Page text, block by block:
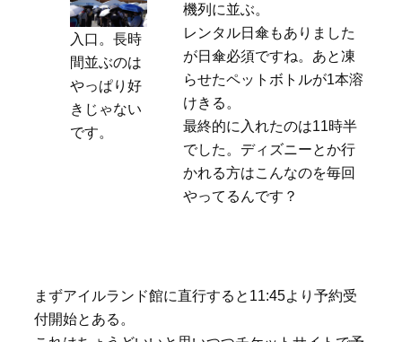
入口。長時
間並ぶのは
やっぱり好
きじゃない
です。
機列に並ぶ。
レンタル日傘もありました
が日傘必須ですね。あと凍
らせたペットボトルが1本溶
けきる。
最終的に入れたのは11時半
でした。ディズニーとか行
かれる方はこんなのを毎回
やってるんです？
まずアイルランド館に直行すると11:45より予約受
付開始とある。